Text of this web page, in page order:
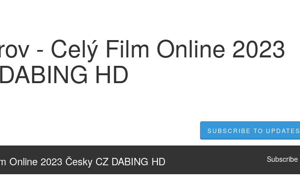
- Celý Film Online 2023
HD
SUBSCRIBE TO UPDATES
Online 2023 Česky CZ DABING HD Subscribe